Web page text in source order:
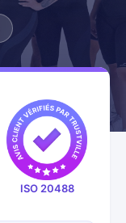
ISO 20488